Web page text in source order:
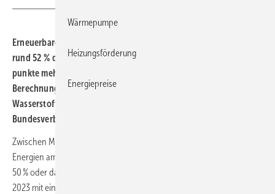
Erneuerbare Energien haben in den ersten drei Quartalen 2023
rund 52 % des Brutto­strom­ver­brauchs gedeckt. Fast 5 Prozent­
punkte mehr als im Vorjahres­zeitraum. Das zeigen vorläufige
Berechnungen des Zentrums für Sonnenenergie- und
Wasserstoff-Forschung Baden-Württemberg (ZSW) und des
Bundesverbands der Energie- und Wasserwirtschaft (BDEW).
Zwischen März und September 2023 lag der Anteil der erneuerbaren
Energien am Brutto­strom­verbrauch jeden Monat konstant bei rund
50 % oder darüber. Besonders stark waren die Monate Mai und Juli
2023 mit einem EE-Anteil von 57 % bzw. 59 % am
Wärmepumpe
Heizungsförderung
Energiepreise